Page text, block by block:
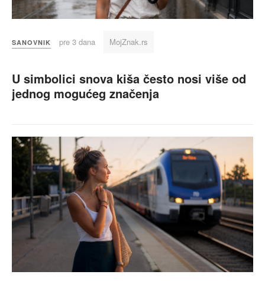
SANOVNIK pre 3 dana MojZnak.rs
U simbolici snova kiša često nosi više od
jednog mogućeg značenja